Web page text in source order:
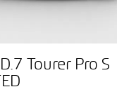
Tourer Pro S